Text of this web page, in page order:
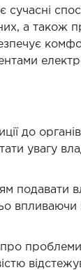
а також
до
увагу
подавати
про